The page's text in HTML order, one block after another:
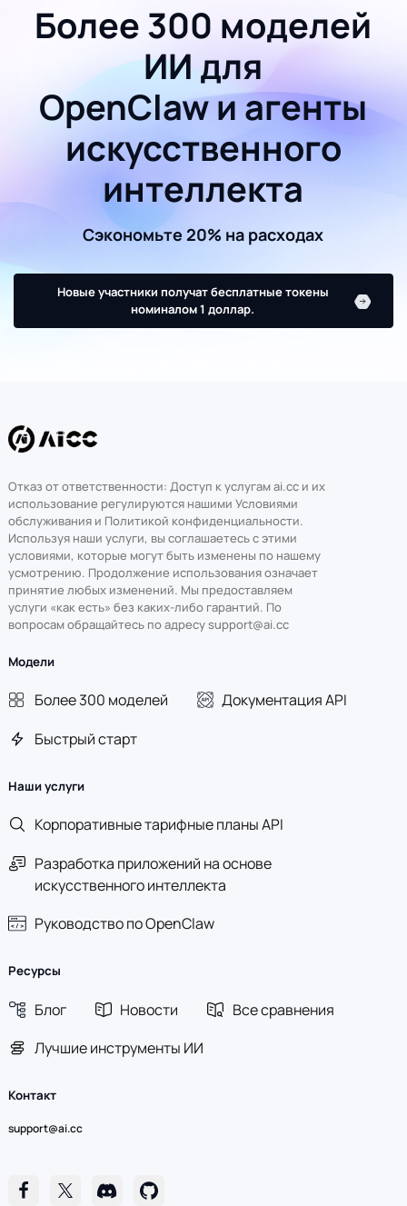
Более 300 моделей
ИИ для
OpenClaw и агенты
искусственного
интеллекта
Сэкономьте 20% на расходах
Новые участники получат бесплатные токены
номиналом 1 доллар.
Отказ от ответственности: Доступ к услугам ai.cc и их
использование регулируются нашими Условиями
обслуживания и Политикой конфиденциальности.
Используя наши услуги, вы соглашаетесь с этими
условиями, которые могут быть изменены по нашему
усмотрению. Продолжение использования означает
принятие любых изменений. Мы предоставляем
услуги «как есть» без каких-либо гарантий. По
вопросам обращайтесь по адресу support@ai.cc
Модели
Более 300 моделей
Документация API
Быстрый старт
Наши услуги
Корпоративные тарифные планы API
Разработка приложений на основе
искусственного интеллекта
Руководство по OpenClaw
Ресурсы
Блог Новости
Все сравнения
Лучшие инструменты ИИ
Контакт
support@ai.cc